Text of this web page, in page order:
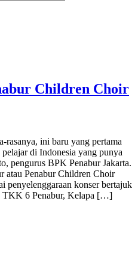
Children Choir
rasanya, ini baru yang pertama
di Indonesia yang punya
pengurus BPK Penabur Jakarta.
atau Penabur Children Choir
penyelenggaraan konser bertajuk
TKK 6 Penabur, Kelapa […]